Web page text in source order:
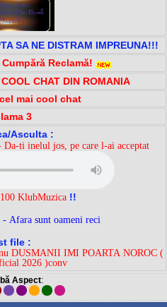
SA NE DISTRAM IMPREUNA!!!
Reclamă!
CHAT DIN ROMANIA
mai cool chat
3
Asculta :
ti inelul jos, pe care l-ai acceptat
KlubMuzica !!
- Afara sunt oameni reci
file :
DUSMANII IMI POARTA NOROC (
2026 )conv
Aspect: